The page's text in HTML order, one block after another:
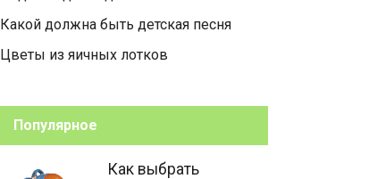
Какой должна быть детская песня
Цветы из яичных лотков
Популярное
Как выбрать